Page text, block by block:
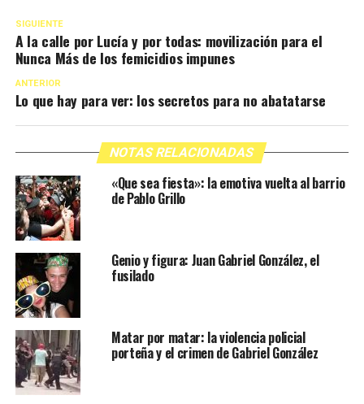
SIGUIENTE
A la calle por Lucía y por todas: movilización para el
Nunca Más de los femicidios impunes
ANTERIOR
Lo que hay para ver: los secretos para no abatatarse
NOTAS RELACIONADAS
«Que sea fiesta»: la emotiva vuelta al barrio
de Pablo Grillo
Genio y figura: Juan Gabriel González, el
fusilado
Matar por matar: la violencia policial
porteña y el crimen de Gabriel González